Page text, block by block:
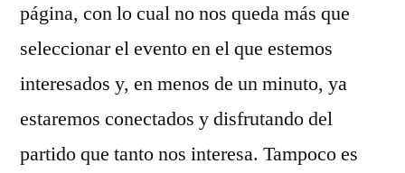
página, con lo cual no nos queda más que
seleccionar el evento en el que estemos
interesados y, en menos de un minuto, ya
estaremos conectados y disfrutando del
partido que tanto nos interesa. Tampoco es